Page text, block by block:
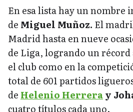
En esa lista hay un nombre
de Miguel Muñoz. El
Madrid hasta en nueve
de Liga, logrando un
el club como en la
total de 601 partidos
de Helenio Herreray
cuatro títulos cada uno.